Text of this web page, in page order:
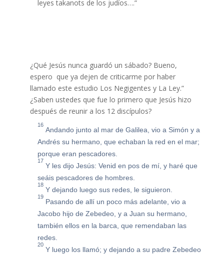
leyes takanots de los judíos….”
¿Qué Jesús nunca guardó un sábado? Bueno,
espero que ya dejen de criticarme por haber
llamado este estudio Los Negigentes y La Ley.”
¿Saben ustedes que fue lo primero que Jesús hizo
después de reunir a los 12 discípulos?
16
Andando junto al mar de Galilea, vio a Simón y a
Andrés su hermano, que echaban la red en el mar;
porque eran pescadores.
17
Y les dijo Jesús: Venid en pos de mí, y haré que
seáis pescadores de hombres.
18
Y dejando luego sus redes, le siguieron.
19
Pasando de allí un poco más adelante, vio a
Jacobo hijo de Zebedeo, y a Juan su hermano,
también ellos en la barca, que remendaban las
redes.
20
Y luego los llamó; y dejando a su padre Zebedeo